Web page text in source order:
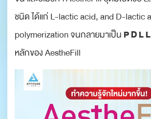
ชนิด ได้แก่ L-lactic acid, and D-lactic
polymerization จนกลายมาเป็นP D L
หลักของ AestheFill